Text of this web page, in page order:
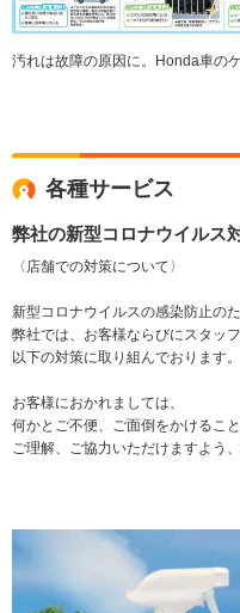
汚れは故障の原因に。Honda車の
各種サービス
弊社の新型コロナウイルス
〈店舗での対策について〉
新型コロナウイルスの感染防止の
弊社では、お客様ならびにスタッ
以下の対策に取り組んでおります。
お客様におかれましては、
何かとご不便、ご面倒をかけるこ
ご理解、ご協力いただけますよう
Honda